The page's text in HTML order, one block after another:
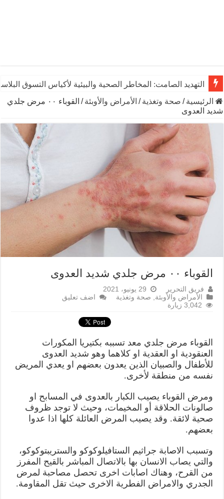
التهديد الصامت: المخاطر الصحية والبيئية لأكياس التسوق
الرئيسية / صحة وتغذية / الأمراض والأوبئة /
القوباء ۰۰ مرض جلدي
شديد العدوى
القوباء ۰۰ مرض جلدي شديد العدوى
فريق التحرير
29 يونيو، 2021
الأمراض والأوبئة, صحة وتغذية
اضف تعليق
3,042 زيارة
القوباء مرض جلدي معد تسببه بكتيريا المكورات
العنقودية او العقدية او كلاهما وهو شديد العدوى
للأطفال والصبيان الذين يعدون بعضهم او يعدي المريض
نفسه من منطقة لأخرى.
ومرض القوباء يصيب الكبار بالعدوى في المسابح او
صالونات الحلاقة أو المخيمات، وحيث لا توجد ظروف
صحية لائقة. وقد يصيب المرض العائلة كلها اذا عدوا
بعضهم.
وتسبب الاصابة جراثيم الستافيلوكوكو والستريبتوكوكو،
والتي يصاب الانسان بها بالاتصال المباشر بالقيح المفرز
من القرح، وهناك اصابات اخرى تحصل مصاحبة لمرض
الجدري والامراض الفطرية الاخرى حيث تقل المقاومة.